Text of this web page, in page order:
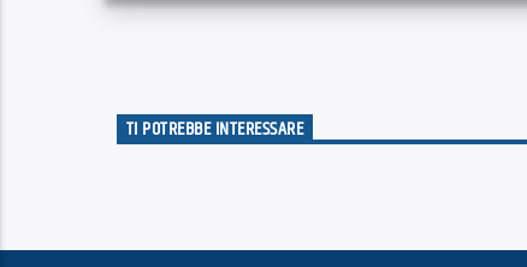
TI POTREBBE INTERESSARE